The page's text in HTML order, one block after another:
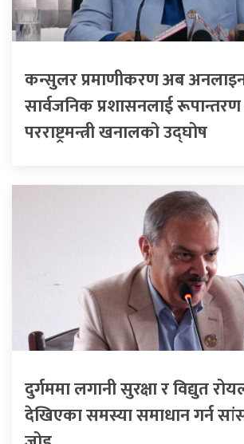
कन्सुलर प्रमाणीकरण अब
सार्वजनिक प्रशासनलाई रूपान्तरण
परराष्ट्रमन्त्री खनालको उद्घोष
दुर्गममा लगानी सुरक्षा र विद्युत
देखिएका समस्या समाधान गर्न